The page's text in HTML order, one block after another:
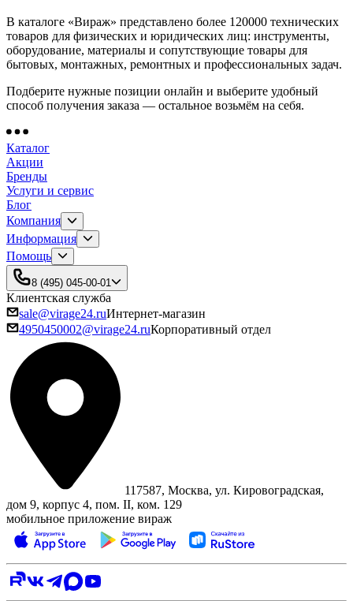
В каталоге «Вираж» представлено более 120000 технических
товаров для физических и юридических лиц: инструменты,
оборудование, материалы и сопутствующие товары для
бытовых, монтажных, ремонтных и профессиональных задач.
Подберите нужные позиции онлайн и выберите удобный
способ получения заказа — остальное возьмём на себя.
Каталог
Акции
Бренды
Услуги и сервис
Блог
Компания
Информация
Помощь
8 (495) 045-00-01
Клиентская служба
sale@virage24.ruИнтернет-магазин
4950450002@virage24.ruКорпоративный отдел
117587, Москва, ул. Кировоградская,
дом 9, корпус 4, пом. II, ком. 129
мобильное приложение вираж